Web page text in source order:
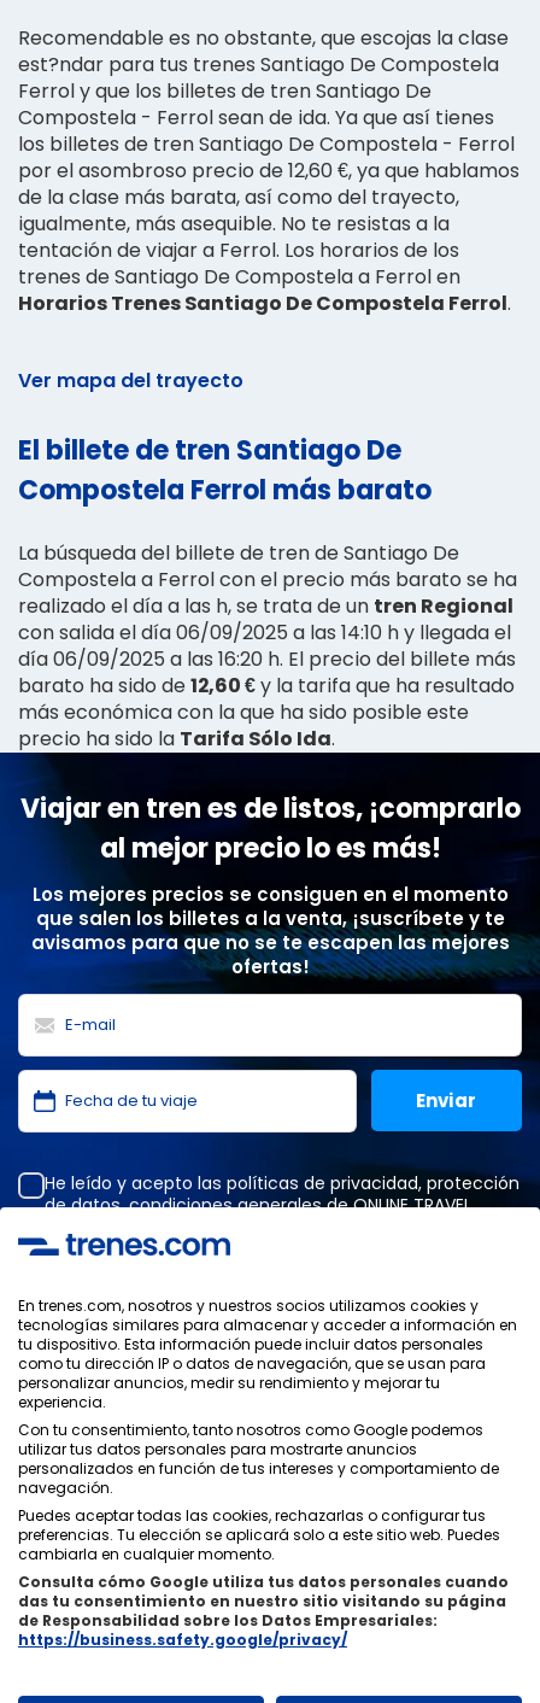
Recomendable es no obstante, que escojas la clase
est?ndar para tus trenes Santiago De Compostela
Ferrol y que los billetes de tren Santiago De
Compostela - Ferrol sean de ida. Ya que así tienes
los billetes de tren Santiago De Compostela - Ferrol
por el asombroso precio de 12,60 €, ya que hablamos
de la clase más barata, así como del trayecto,
igualmente, más asequible. No te resistas a la
tentación de viajar a Ferrol. Los horarios de los
trenes de Santiago De Compostela a Ferrol en
Horarios Trenes Santiago De Compostela Ferrol.
Ver mapa del trayecto
El billete de tren Santiago De
Compostela Ferrol más barato
La búsqueda del billete de tren de Santiago De
Compostela a Ferrol con el precio más barato se ha
realizado el día a las h, se trata de un tren Regional
con salida el día 06/09/2025 a las 14:10 h y llegada el
día 06/09/2025 a las 16:20 h. El precio del billete más
barato ha sido de12,60 €y la tarifa que ha resultado
más económica con la que ha sido posible este
precio ha sido la Tarifa Sólo Ida.
Viajar en tren es de listos, ¡comprarlo
al mejor precio lo es más!
Los mejores precios se consiguen en el momento
que salen los billetes a la venta, ¡suscríbete y te
avisamos para que no se te escapen las mejores
ofertas!
He leído y acepto las políticas de privacidad, protección
de datos,condiciones generalesde ONLINE TRAVEL
Política de Privacidad
Condiciones Generales
Política de Cookies
Aviso Legal
Quiénes Somos ixigo
Copyright © Trenes.com. Todos los derechos reservados.
En trenes.com, nosotros y nuestros socios utilizamos cookies y
tecnologías similares para almacenar y acceder a información en
tu dispositivo. Esta información puede incluir datos personales
como tu dirección IP o datos de navegación, que se usan para
personalizar anuncios, medir su rendimiento y mejorar tu
experiencia.
Con tu consentimiento, tanto nosotros como Google podemos
utilizar tus datos personales para mostrarte anuncios
personalizados en función de tus intereses y comportamiento de
navegación.
Puedes aceptar todas las cookies, rechazarlas o configurar tus
preferencias. Tu elección se aplicará solo a este sitio web. Puedes
cambiarla en cualquier momento.
Consulta cómo Google utiliza tus datos personales cuando
das tu consentimiento en nuestro sitio visitando su página
de Responsabilidad sobre los Datos Empresariales:
https://business.safety.google/privacy/